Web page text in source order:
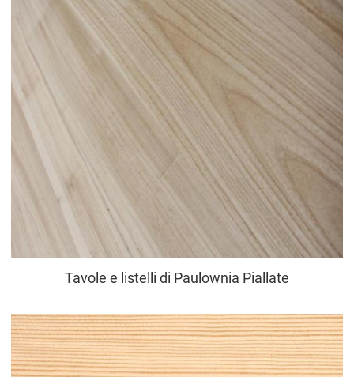
Tavole e listelli di Paulownia Piallate